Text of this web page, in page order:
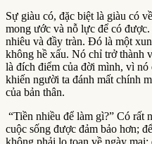
Sự giàu có, đặc biệt là giàu có
mong ước và nỗ lực để có
nhiêu và đầy tràn. Đó là một
không hề xấu. Nó chỉ trở thành
là đích điểm của đời mình, vì
khiến người ta đánh mất chính
của bản thân.
“Tiền nhiều để làm gì?” Có rất
cuộc sống được đảm bảo hơn;
không phải lo toan về ngày